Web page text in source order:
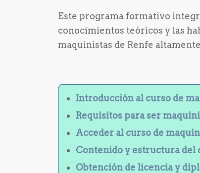
Este programa formativo
conocimientos teóricos y las
maquinistas de Renfe
Introducción al curso de
Requisitos para ser
Acceder al curso de
Contenido y estructura del
Obtención de licencia y